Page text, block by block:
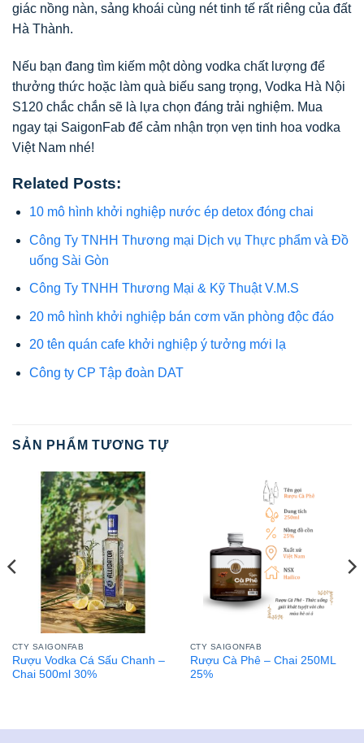
giác nồng nàn, sảng khoái cùng nét tinh tế rất riêng của đất
Hà Thành.
Nếu bạn đang tìm kiếm một dòng vodka chất lượng để
thưởng thức hoặc làm quà biếu sang trọng, Vodka Hà Nội
S120 chắc chắn sẽ là lựa chọn đáng trải nghiệm. Mua
ngay tại SaigonFab để cảm nhận trọn vẹn tinh hoa vodka
Việt Nam nhé!
Related Posts:
10 mô hình khởi nghiệp nước ép detox đóng chai
Công Ty TNHH Thương mại Dịch vụ Thực phẩm và Đồ
uống Sài Gòn
Công Ty TNHH Thương Mại & Kỹ Thuật V.M.S
20 mô hình khởi nghiệp bán cơm văn phòng độc đáo
20 tên quán cafe khởi nghiệp ý tưởng mới lạ
Công ty CP Tập đoàn DAT
SẢN PHẨM TƯƠNG TỰ
CTY SAIGONFAB
Rượu Vodka Cá Sấu Chanh –
Chai 500ml 30%
CTY SAIGONFAB
Rượu Cà Phê – Chai 250ML
25%